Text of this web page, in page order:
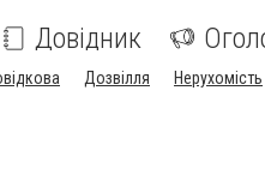
Довідник
Дозвілля Нерухомість